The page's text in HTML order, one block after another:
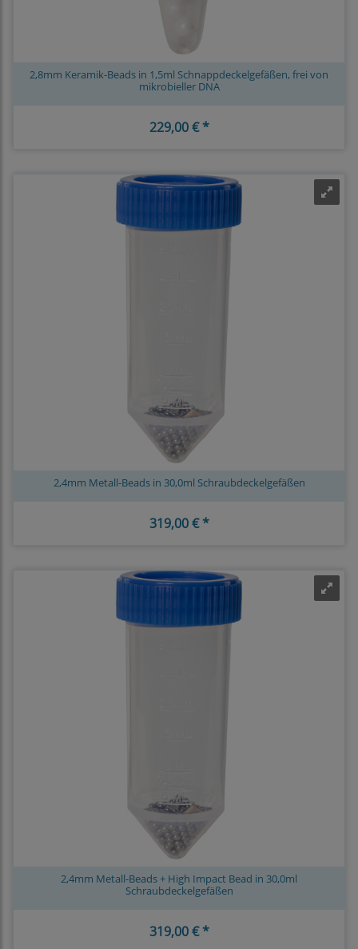
2,8mm Keramik-Beads in 1,5ml Schnappdeckelgefäßen, frei von
mikrobieller DNA
229,00 € *
2,4mm Metall-Beads in 30,0ml Schraubdeckelgefäßen
319,00 € *
2,4mm Metall-Beads + High Impact Bead in 30,0ml
Schraubdeckelgefäßen
319,00 € *